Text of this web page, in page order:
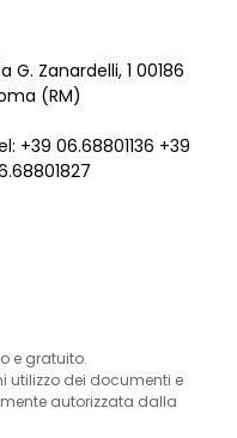
G. Zanardelli, 1 00186
(RM)
+39 06.68801136 +39
e gratuito.
utilizzo dei documenti e
autorizzata dalla